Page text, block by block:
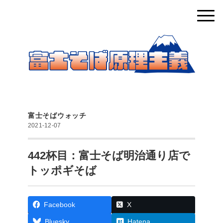
富士そばウォッチ
2021-12-07
442杯目：富士そば明治通り店で
トッポギそば
Facebook X